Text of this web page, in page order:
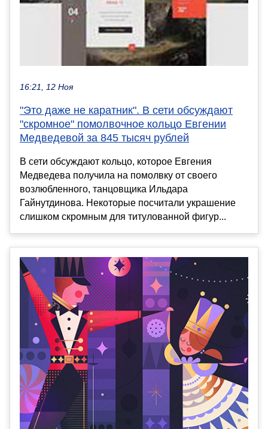
16:21, 12 Ноя
"Это даже не каратник". В сети обсуждают
"скромное" помолвочное кольцо Евгении
Медведевой за 845 тысяч рублей
В сети обсуждают кольцо, которое Евгения
Медведева получила на помолвку от своего
возлюбленного, танцовщика Ильдара
Гайнутдинова. Некоторые посчитали украшение
слишком скромным для титулованной фигур...